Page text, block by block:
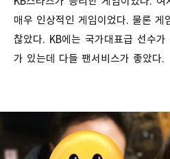
매우 인상적인 게임이었다. 물론 게
찮았다. KB에는 국가대표급 선수
가 있는데 다들 팬서비스가 좋았다.